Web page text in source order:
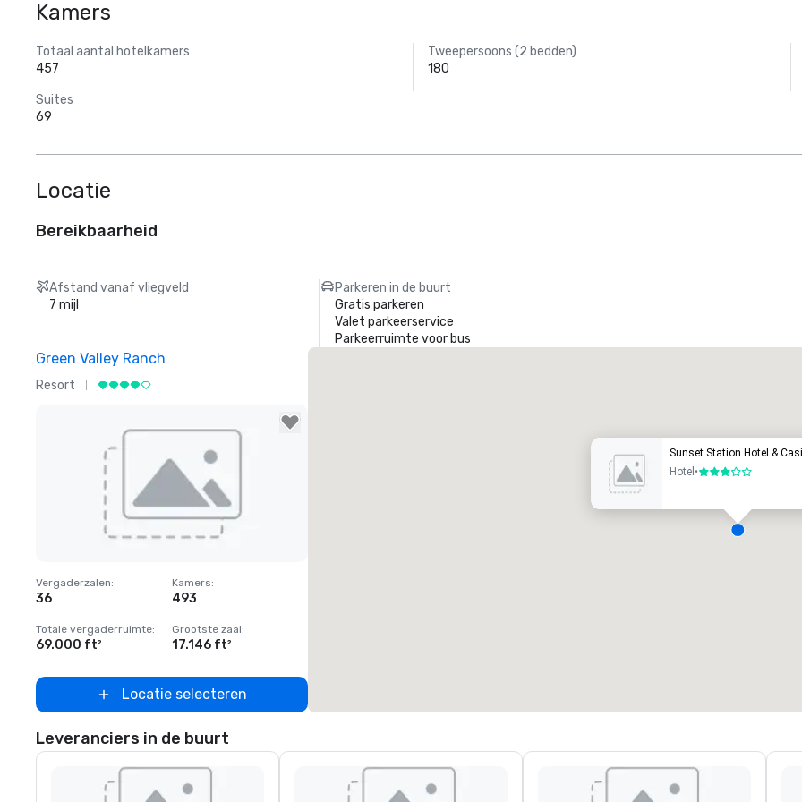
Kamers
Totaal aantal hotelkamers
457
Tweepersoons (2 bedden)
180
Suites
69
Locatie
Bereikbaarheid
Afstand vanaf vliegveld
7 mijl
Parkeren in de buurt
Gratis parkeren
Valet parkeerservice
Parkeerruimte voor bus
Green Valley Ranch
Resort
Removed from favorites
Vergaderzalen:
36
Kamers:
493
Totale vergaderruimte:
69.000 ft²
Grootste zaal:
17.146 ft²
Locatie selecteren
Sunset Station Hotel &
Hotel •3 van 5
Leveranciers in de buurt